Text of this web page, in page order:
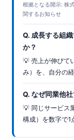
根拠となる開示: 株
関するお知らせ
Q. 成長する組
か？
💡 売上が伸びて
み）を、自分の
Q. なぜ同業他
💡 同じサービス
構成）を数字で1